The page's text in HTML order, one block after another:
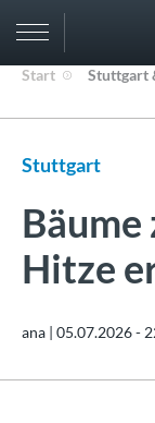
Start Stuttgart
Stuttgart
Bäume
Hitze
ana | 05.07.2026 -